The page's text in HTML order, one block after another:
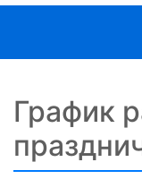
График